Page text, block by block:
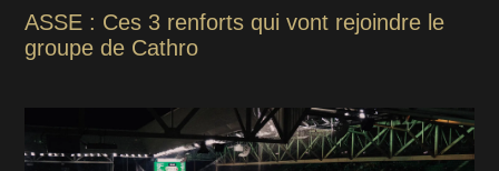
ASSE : Ces 3 renforts qui vont rejoindre le
groupe de Cathro